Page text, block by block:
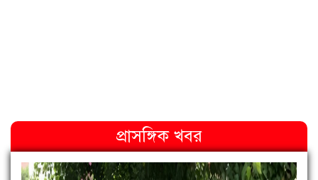
প্রাসঙ্গিক খবর